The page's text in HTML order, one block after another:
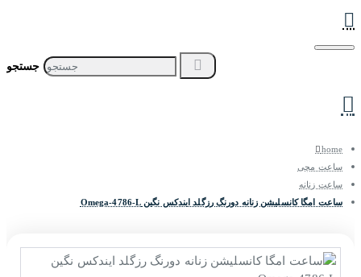
home
ساعت مچی
ساعت زنانه
ساعت امگا کانسلیشن زنانه دورنگ رزگلد ایندکس نگین Omega-4786-L